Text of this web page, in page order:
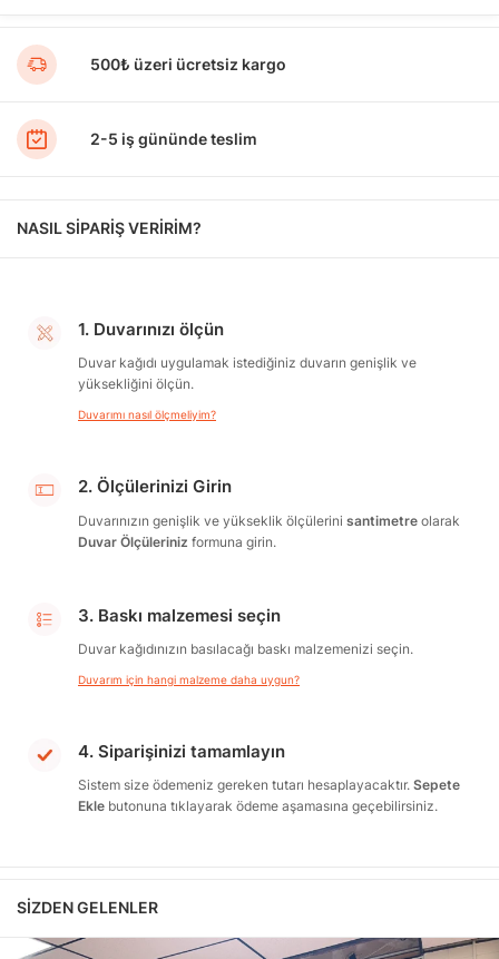
500₺ üzeri ücretsiz kargo
2-5 iş gününde teslim
NASIL SİPARİŞ VERİRİM?
1. Duvarınızı ölçün
Duvar kağıdı uygulamak istediğiniz duvarın genişlik ve
yüksekliğini ölçün.
Duvarımı nasıl ölçmeliyim?
2. Ölçülerinizi Girin
Duvarınızın genişlik ve yükseklik ölçülerini santimetre olarak
Duvar Ölçüleriniz formuna girin.
3. Baskı malzemesi seçin
Duvar kağıdınızın basılacağı baskı malzemenizi seçin.
Duvarım için hangi malzeme daha uygun?
4. Siparişinizi tamamlayın
Sistem size ödemeniz gereken tutarı hesaplayacaktır. Sepete
Ekle butonuna tıklayarak ödeme aşamasına geçebilirsiniz.
SIZDEN GELENLER